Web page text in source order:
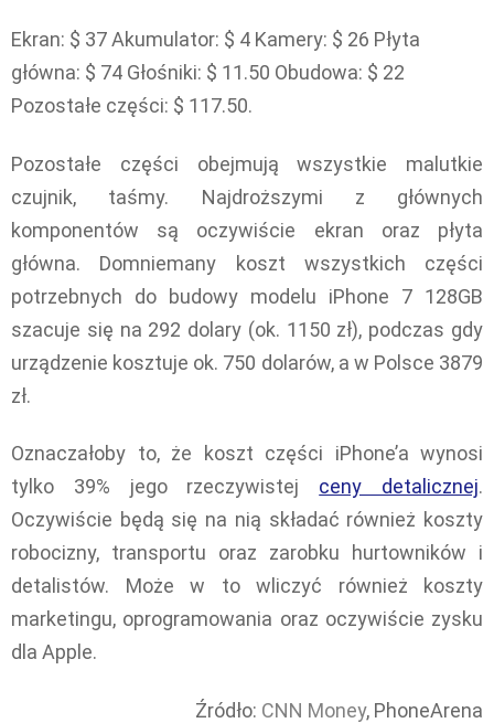
Ekran: $ 37 Akumulator: $ 4 Kamery: $ 26 Płyta
główna: $ 74 Głośniki: $ 11.50 Obudowa: $ 22
Pozostałe części: $ 117.50.
Pozostałe części obejmują wszystkie malutkie
czujnik, taśmy. Najdroższymi z głównych
komponentów są oczywiście ekran oraz płyta
główna. Domniemany koszt wszystkich części
potrzebnych do budowy modelu iPhone 7 128GB
szacuje się na 292 dolary (ok. 1150 zł), podczas gdy
urządzenie kosztuje ok. 750 dolarów, a w Polsce 3879
zł.
Oznaczałoby to, że koszt części iPhone’a wynosi
tylko 39% jego rzeczywistej ceny detalicznej.
Oczywiście będą się na nią składać również koszty
robocizny, transportu oraz zarobku hurtowników i
detalistów. Może w to wliczyć również koszty
marketingu, oprogramowania oraz oczywiście zysku
dla Apple.
Źródło: CNN Money, PhoneArena